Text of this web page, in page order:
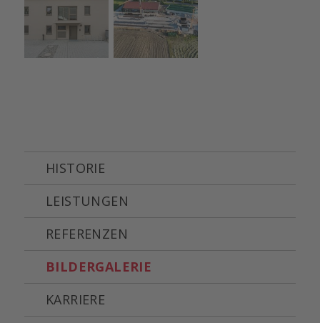
HISTORIE
LEISTUNGEN
REFERENZEN
BILDERGALERIE
KARRIERE